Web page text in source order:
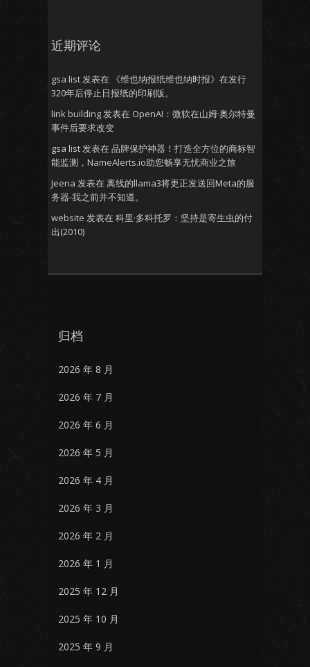
近期评论
gsa list发表在
《维也纳报纸维也纳时报》在发行
320年后停止日报纸的印刷版。
link building发表在 OpenAI：微软在山姆·奥尔特曼
事件后要求改变
gsa list发表在 品牌保护神器！打造全方位的商标智
能监测，NameAlerts.io助您畅享无忧商业之旅
Jeena 发表在 离线的llama3将更正发送回Meta的服
务器-我之前并不知道。
website 发表在 科里·多科托罗：坚持是寄生虫的付
出(2010)
归档
2026 年 8 月
2026 年 7 月
2026 年 6 月
2026 年 5 月
2026 年 4 月
2026 年 3 月
2026 年 2 月
2026 年 1 月
2025 年 12 月
2025 年 10 月
2025 年 9 月